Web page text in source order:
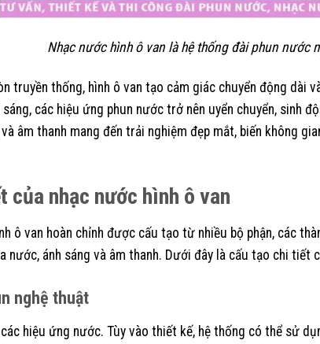
Nhạc nước hình ô van là hệ thống đài phun nước
truyền thống, hình ô van tạo cảm giác chuyển động dài
các hiệu ứng phun nước trở nên uyển chuyển, sinh
âm thanh mang đến trải nghiệm đẹp mắt, biến không
của nhạc nước hình ô van
ô van hoàn chỉnh được cấu tạo từ nhiều bộ phận, các
nước, ánh sáng và âm thanh. Dưới đây là cấu tạo chi tiết
nghệ thuật
hiệu ứng nước. Tùy vào thiết kế, hệ thống có thể sử